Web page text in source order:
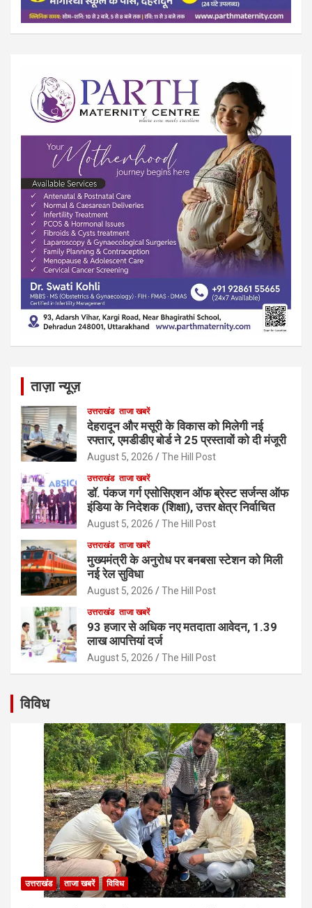
ताज़ा न्यूज़
उत्तराखंड ताजा खबरें
देहरादून और मसूरी के विकास को मिलेगी नई
रफ्तार, एमडीडीए बोर्ड ने 25 प्रस्तावों को दी मंजूरी
August 5, 2026 The Hill Post
उत्तराखंड ताजा खबरें
डॉ. पंकज गर्ग एसोसिएशन ऑफ ब्रेस्ट सर्जन्स ऑफ
इंडिया के निदेशक (शिक्षा), उत्तर क्षेत्र निर्वाचित
August 5, 2026 The Hill Post
उत्तराखंड ताजा खबरें
मुख्यमंत्री के अनुरोध पर बनबसा स्टेशन को मिली
नई रेल सुविधा
August 5, 2026 The Hill Post
उत्तराखंड ताजा खबरें
93 हजार से अधिक नए मतदाता आवेदन, 1.39
लाख आपत्तियां दर्ज
August 5, 2026 The Hill Post
विविध
उत्तराखंड ताजा खबरें विविध